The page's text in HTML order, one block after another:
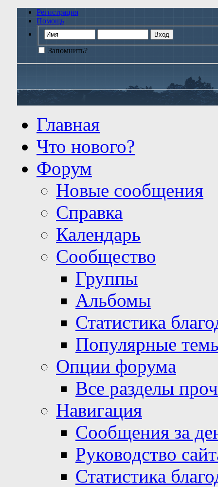
Регистрация
Помощь
Запомнить?
Главная
Что нового?
Форум
Новые сообщения
Справка
Календарь
Сообщество
Группы
Альбомы
Статистика
Популярные
Опции форума
Все разделы
Навигация
Сообщения за
Руководство
Статистика